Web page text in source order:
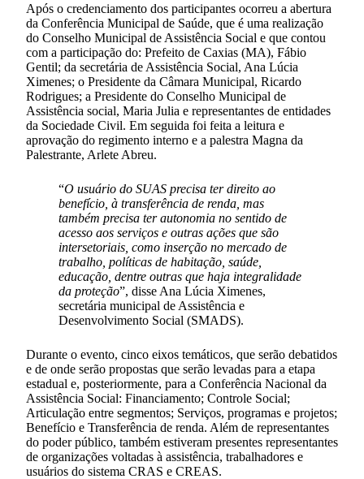
Após o credenciamento dos participantes ocorreu a abertura
da Conferência Municipal de Saúde, que é uma realização
do Conselho Municipal de Assistência Social e que contou
com a participação do: Prefeito de Caxias (MA), Fábio
Gentil; da secretária de Assistência Social, Ana Lúcia
Ximenes; o Presidente da Câmara Municipal, Ricardo
Rodrigues; a Presidente do Conselho Municipal de
Assistência social, Maria Julia e representantes de entidades
da Sociedade Civil. Em seguida foi feita a leitura e
aprovação do regimento interno e a palestra Magna da
Palestrante, Arlete Abreu.
“O usuário do SUAS precisa ter direito ao
benefício, à transferência de renda, mas
também precisa ter autonomia no sentido de
acesso aos serviços e outras ações que são
intersetoriais, como inserção no mercado de
trabalho, políticas de habitação, saúde,
educação, dentre outras que haja integralidade
da proteção”, disse Ana Lúcia Ximenes,
secretária municipal de Assistência e
Desenvolvimento Social (SMADS).
Durante o evento, cinco eixos temáticos, que serão debatidos
e de onde serão propostas que serão levadas para a etapa
estadual e, posteriormente, para a Conferência Nacional da
Assistência Social: Financiamento; Controle Social;
Articulação entre segmentos; Serviços, programas e projetos;
Benefício e Transferência de renda. Além de representantes
do poder público, também estiveram presentes representantes
de organizações voltadas à assistência, trabalhadores e
usuários do sistema CRAS e CREAS.